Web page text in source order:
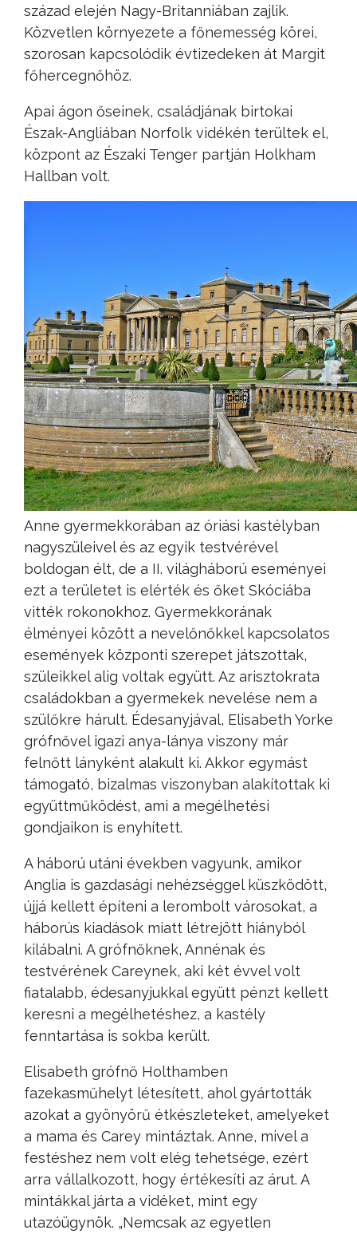
század elején Nagy-Britanniában zajlik.
Közvetlen környezete a főnemesség körei,
szorosan kapcsolódik évtizedeken át Margit
főhercegnőhöz.
Apai ágon őseinek, családjának birtokai
Észak-Angliában Norfolk vidékén terültek el,
központ az Északi Tenger partján Holkham
Hallban volt.
Anne gyermekkorában az óriási kastélyban
nagyszüleivel és az egyik testvérével
boldogan élt, de a II. világháború eseményei
ezt a területet is elérték és őket Skóciába
vitték rokonokhoz. Gyermekkorának
élményei között a nevelőnőkkel kapcsolatos
események központi szerepet játszottak,
szüleikkel alig voltak együtt. Az arisztokrata
családokban a gyermekek nevelése nem a
szülőkre hárult. Édesanyjával, Elisabeth Yorke
grófnővel igazi anya-lánya viszony már
felnőtt lányként alakult ki. Akkor egymást
támogató, bizalmas viszonyban alakítottak ki
együttműködést, ami a megélhetési
gondjaikon is enyhített.
A háború utáni években vagyunk, amikor
Anglia is gazdasági nehézséggel küszködött,
újjá kellett építeni a lerombolt városokat, a
háborús kiadások miatt létrejött hiányból
kilábalni. A grófnőknek, Annénak és
testvérének Careynek, aki két évvel volt
fiatalabb, édesanyjukkal együtt pénzt kellett
keresni a megélhetéshez, a kastély
fenntartása is sokba került.
Elisabeth grófnő Holthamben
fazekasműhelyt létesített, ahol gyártották
azokat a gyönyörű étkészleteket, amelyeket
a mama és Carey mintáztak. Anne, mivel a
festéshez nem volt elég tehetsége, ezért
arra vállalkozott, hogy értékesíti az árut. A
mintákkal járta a vidéket, mint egy
utazóügynök. „Nemcsak az egyetlen